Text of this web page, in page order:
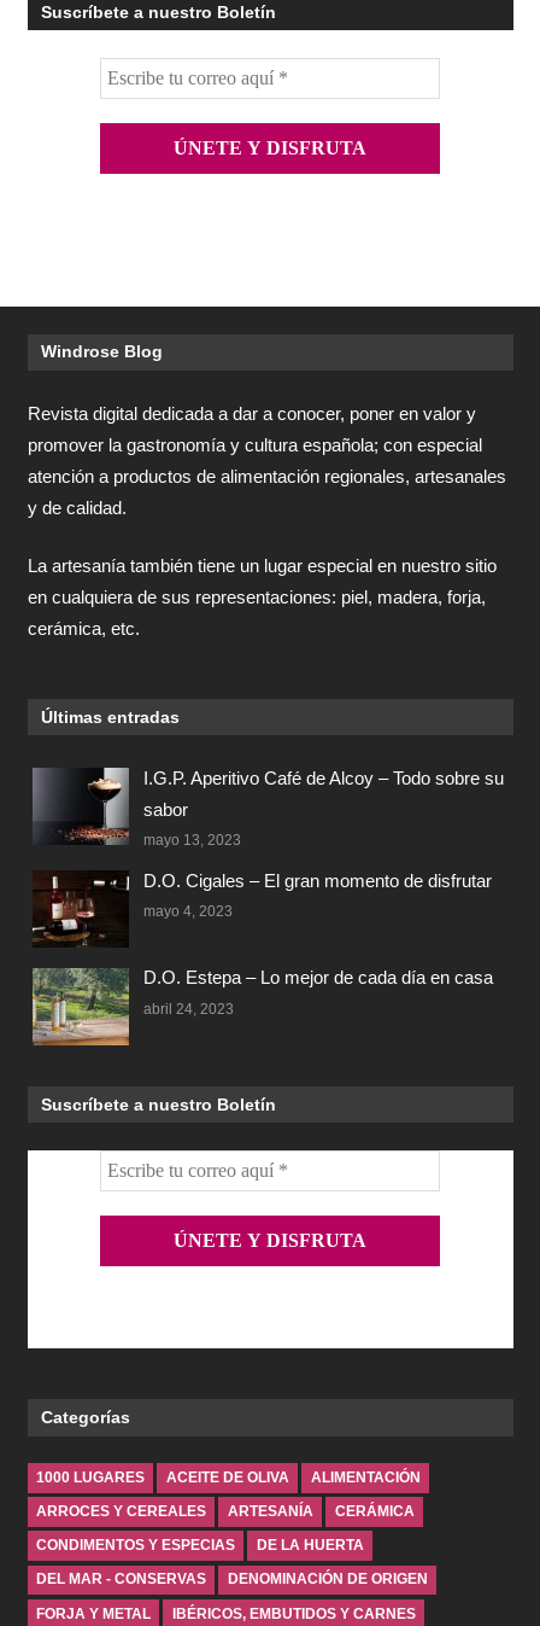
Suscríbete a nuestro Boletín
Windrose Blog
Revista digital dedicada a dar a conocer, poner en valor y
promover la gastronomía y cultura española; con especial
atención a productos de alimentación regionales, artesanales
y de calidad.
La artesanía también tiene un lugar especial en nuestro sitio
en cualquiera de sus representaciones: piel, madera, forja,
cerámica, etc.
Últimas entradas
I.G.P. Aperitivo Café de Alcoy – Todo sobre su
sabor
mayo 13, 2023
D.O. Cigales – El gran momento de disfrutar
mayo 4, 2023
D.O. Estepa – Lo mejor de cada día en casa
abril 24, 2023
Suscríbete a nuestro Boletín
Categorías
1000 LUGARES ACEITE DE OLIVA ALIMENTACIÓN
ARROCES Y CEREALES ARTESANÍA CERÁMICA
CONDIMENTOS Y ESPECIAS DE LA HUERTA
DEL MAR - CONSERVAS DENOMINACIÓN DE ORIGEN
FORJA Y METAL IBÉRICOS, EMBUTIDOS Y CARNES